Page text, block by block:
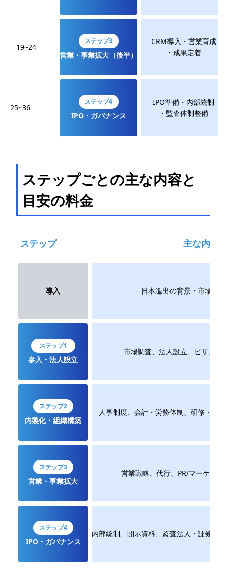
19~24
ステップ3
営業・事業拡大（後半）
CRM導入・営業育成
・成果定着
25~36
ステップ4
IPO・ガバナンス
IPO準備・内部統制
・監査体制整備
ステップごとの主な内容と
目安の料金
ステップ 主な内容
導入 日本進出の背景・市場理
ステップ1
参入・法人設立
市場調査、法人設立、ビザ、人
ステップ2
内製化・組織構築
人事制度、会計・労務体制、研修・オ
ステップ3
営業・事業拡大
営業戦略、代行、PR/マーケ、
ステップ4
IPO・ガバナンス
内部統制、開示資料、監査法人・証券対